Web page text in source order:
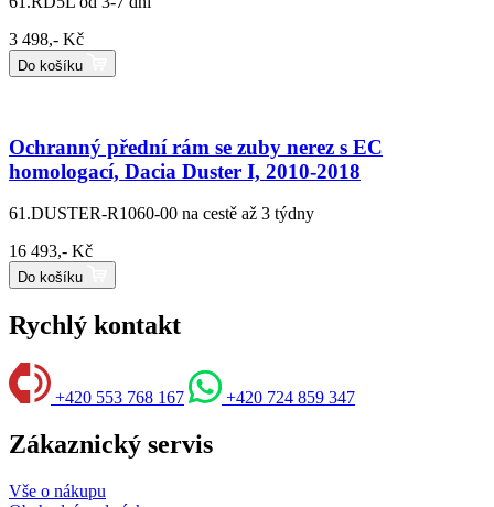
3 498,- Kč
Do košíku
Ochranný přední rám se zuby nerez s EC
homologací, Dacia Duster I, 2010-2018
61.DUSTER-R1060-00 na cestě až 3 týdny
16 493,- Kč
Do košíku
Rychlý kontakt
+420 553 768 167 +420 724 859 347
Zákaznický servis
Vše o nákupu